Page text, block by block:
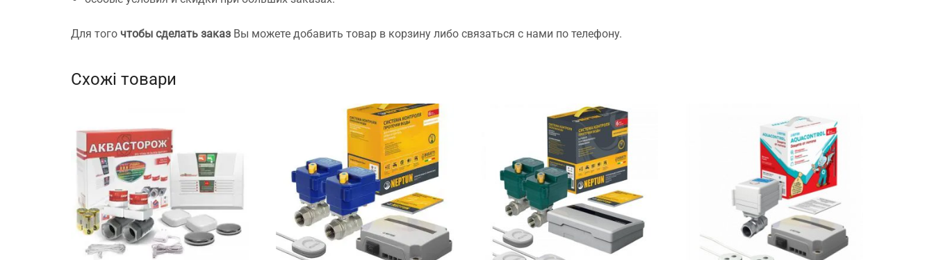
Для того чтобы сделать заказ Вы можете добавить товар в корзину либо связаться с нами по телефону.
Схожі товари